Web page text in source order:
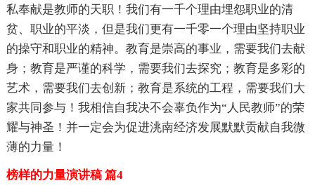
私奉献是教师的天职！我们有一千个理由埋怨职业的清
贫、职业的平淡，但是我们更有一千零一个理由坚持职业
的操守和职业的精神。教育是崇高的事业，需要我们去献
身；教育是严谨的科学，需要我们去探究；教育是多彩的
艺术，需要我们去创新；教育是系统的工程，需要我们大
家共同参与！我相信自我决不会辜负作为“人民教师”的荣
耀与神圣！并一定会为促进洮南经济发展默默贡献自我微
薄的力量！
榜样的力量演讲稿 篇4